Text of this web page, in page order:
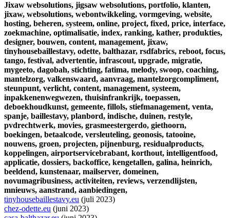
Jixaw websolutions, jigsaw websolutions, portfolio, klanten,
jixaw, websolutions, webontwikkeling, vormgeving, website,
hosting, beheren, systeem, online, project, fixed, price, interface,
zoekmachine, optimalisatie, index, ranking, kather, produkties,
designer, bouwen, content, management, jixaw,
tinyhousebaillestavy, odette, balthazar, rsdfabrics, reboot, focus,
tango, festival, advertentie, infrascout, upgrade, migratie,
mygeeto, dagobah, stichting, fatima, melody, swoop, coaching,
mantelzorg, valkenswaard, aanvraag, mantelzorgcompliment,
steunpunt, verlicht, content, management, systeem,
inpakkenenwegwezen, thuisinfrankrijk, toepassen,
deboekhoudkunst, gemeente, fillols, stiefmanagement, venta,
spanje, baillestavy, planbord, indische, duinen, restyle,
pvdrechtwerk, movies, grasmeestergerdo, giethoorn,
boekingen, betaalcode, versleuteling, geonosis, tatooine,
nouwens, groen, projecten, pijnenburg, residualproducts,
koppelingen, airportservicebrabant, korthout, intelligentfood,
applicatie, dossiers, backoffice, kengetallen, galina, heinrich,
beeldend, kunstenaar, mailserver, domeinen,
novumagribusiness, activiteiten, reviews, verzendlijsten,
mnieuws, aanstrand, aanbiedingen,
tinyhousebaillestavy.eu (juli 2023)
chez-odette.eu (juni 2023)